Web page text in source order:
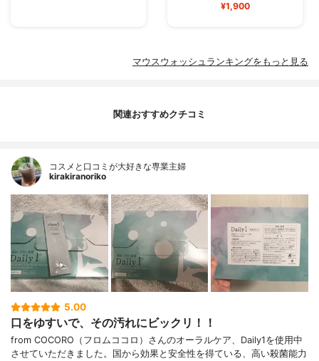
¥1,900
マウスウォッシュランキングをもっと見る
関連おすすめクチコミ
コスメと口コミが大好きな専業主婦
kirakiranoriko
5.00
口をゆすいで、その汚れにビックリ！！
from COCORO（フロムココロ）さんのオーラルケア、Daily1を使用中
させていただきました。国から効果と安全性を得ている、高い殺菌能力